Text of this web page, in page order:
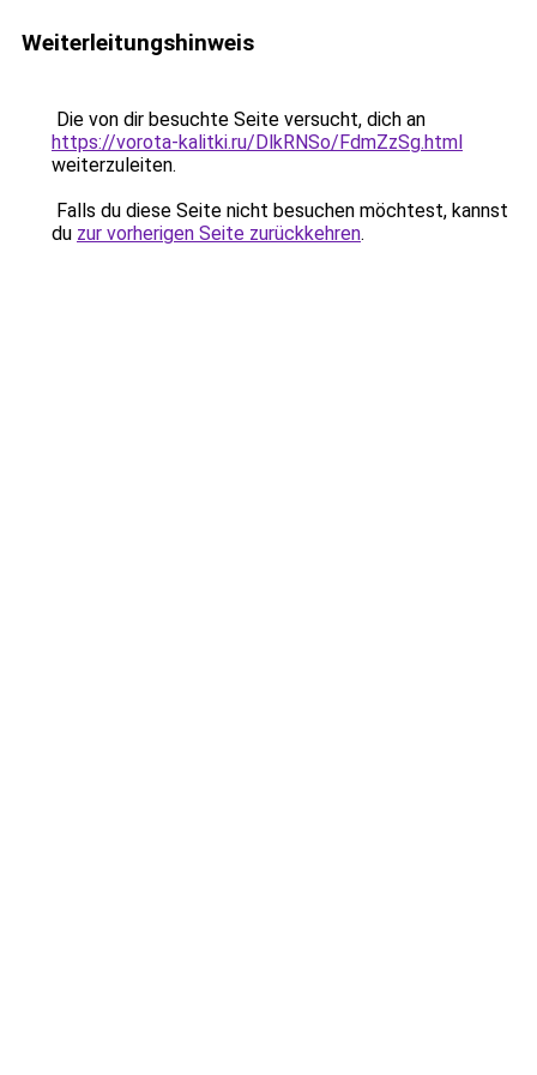
Weiterleitungshinweis
Die von dir besuchte Seite versucht, dich an
https://vorota-kalitki.ru/DlkRNSo/FdmZzSg.html
weiterzuleiten.
Falls du diese Seite nicht besuchen möchtest, kannst
du zur vorherigen Seite zurückkehren.